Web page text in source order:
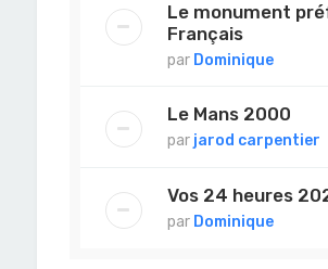
Le monument
Français
par Dominique
Le Mans 2000
par jarod carpentier
Vos 24 heures
par Dominique